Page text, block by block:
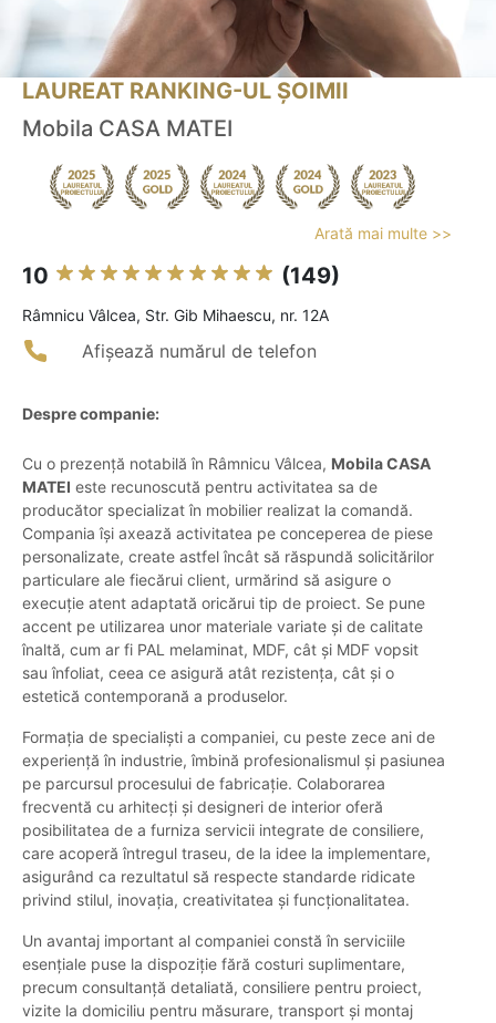
LAUREAT RANKING-UL ȘOIMII
Mobila CASA MATEI
Arată mai multe >>
10 (149)
Râmnicu Vâlcea, Str. Gib Mihaescu, nr. 12A
Afișează numărul de telefon
Despre companie:
Cu o prezență notabilă în Râmnicu Vâlcea, Mobila CASA
MATEI este recunoscută pentru activitatea sa de
producător specializat în mobilier realizat la comandă.
Compania își axează activitatea pe conceperea de piese
personalizate, create astfel încât să răspundă solicitărilor
particulare ale fiecărui client, urmărind să asigure o
execuție atent adaptată oricărui tip de proiect. Se pune
accent pe utilizarea unor materiale variate și de calitate
înaltă, cum ar fi PAL melaminat, MDF, cât și MDF vopsit
sau înfoliat, ceea ce asigură atât rezistența, cât și o
estetică contemporană a produselor.
Formația de specialiști a companiei, cu peste zece ani de
experiență în industrie, îmbină profesionalismul și pasiunea
pe parcursul procesului de fabricație. Colaborarea
frecventă cu arhitecți și designeri de interior oferă
posibilitatea de a furniza servicii integrate de consiliere,
care acoperă întregul traseu, de la idee la implementare,
asigurând ca rezultatul să respecte standarde ridicate
privind stilul, inovația, creativitatea și funcționalitatea.
Un avantaj important al companiei constă în serviciile
esențiale puse la dispoziție fără costuri suplimentare,
precum consultanță detaliată, consiliere pentru proiect,
vizite la domiciliu pentru măsurare, transport și montaj